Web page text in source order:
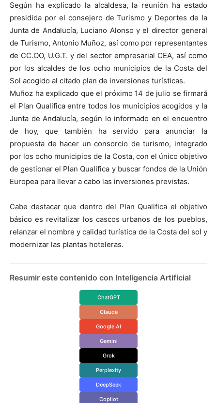
Según ha explicado la alcaldesa, la reunión ha estado
presidida por el consejero de Turismo y Deportes de la
Junta de Andalucía, Luciano Alonso y el director general
de Turismo, Antonio Muñoz, así como por representantes
de CC.OO, U.G.T. y del sector empresarial CEA, así como
por los alcaldes de los ocho municipios de la Costa del
Sol acogido al citado plan de inversiones turísticas.
Muñoz ha explicado que el próximo 14 de julio se firmará
el Plan Qualifica entre todos los municipios acogidos y la
Junta de Andalucía, según lo informado en el encuentro
de hoy, que también ha servido para anunciar la
propuesta de hacer un consorcio de turismo, integrado
por los ocho municipios de la Costa, con el único objetivo
de gestionar el Plan Qualifica y buscar fondos de la Unión
Europea para llevar a cabo las inversiones previstas.
Cabe destacar que dentro del Plan Qualifica el objetivo
básico es revitalizar los cascos urbanos de los pueblos,
relanzar el nombre y calidad turística de la Costa del sol y
modernizar las plantas hoteleras.
Resumir este contenido con Inteligencia Artificial
ChatGPT
Claude
Google AI
Gemini
Grok
Perplexity
DeepSeek
Copilot